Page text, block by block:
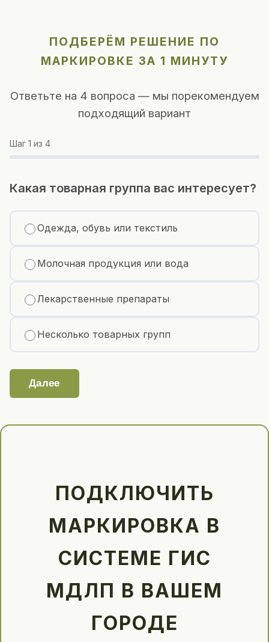
ПОДБЕРЁМ РЕШЕНИЕ ПО
МАРКИРОВКЕ ЗА 1 МИНУТУ
Ответьте на 4 вопроса — мы порекомендуем
подходящий вариант
Шаг 1 из 4
Какая товарная группа вас интересует?
Одежда, обувь или текстиль
Молочная продукция или вода
Лекарственные препараты
Несколько товарных групп
Далее
ПОДКЛЮЧИТЬ
МАРКИРОВКА В
СИСТЕМЕ ГИС
МДЛП В ВАШЕМ
ГОРОДЕ